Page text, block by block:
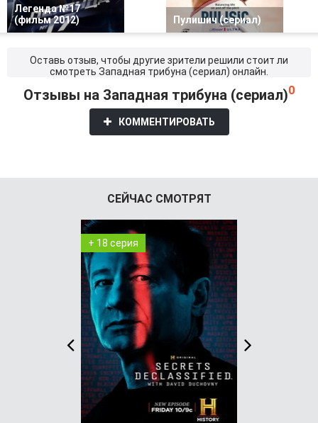
Легенда №17
(фильм 2012)
Пулишич (сериал)
Оставь отзыв, чтобы другие зрители решили стоит ли
смотреть Западная трибуна (сериал) онлайн.
Отзывы на Западная трибуна (сериал)0
КОММЕНТИРОВАТЬ
СЕЙЧАС СМОТРЯТ
+ 18 серия